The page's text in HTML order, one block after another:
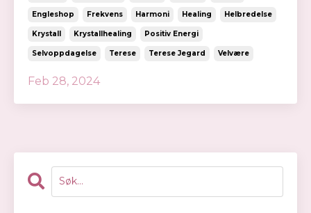
Engleshop Frekvens Harmoni Healing Helbredelse
Krystall Krystallhealing Positiv Energi
Selvoppdagelse Terese Terese Jegard Velvære
Feb 28, 2024